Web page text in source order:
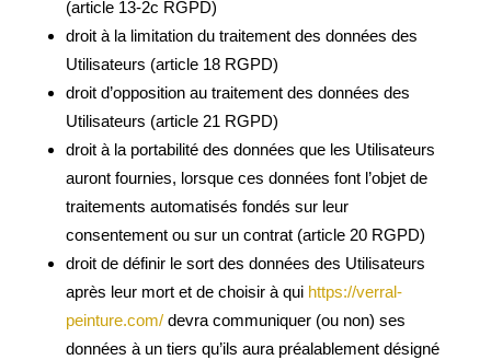
(article 13-2c RGPD)
droit à la limitation du traitement des données des
Utilisateurs (article 18 RGPD)
droit d’opposition au traitement des données des
Utilisateurs (article 21 RGPD)
droit à la portabilité des données que les Utilisateurs
auront fournies, lorsque ces données font l’objet de
traitements automatisés fondés sur leur
consentement ou sur un contrat (article 20 RGPD)
droit de définir le sort des données des Utilisateurs
après leur mort et de choisir à qui https://verral-
peinture.com/devra communiquer (ou non) ses
données à un tiers qu’ils aura préalablement désigné